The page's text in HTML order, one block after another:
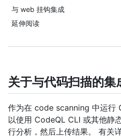
与 web 挂钩集成
延伸阅读
关于与代码扫描的集
作为在 code scanning 中运行
以使用 CodeQL CLI 或其他静
行分析，然后上传结果。 有关